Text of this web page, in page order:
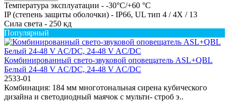
Температура эксплуатации - -30°C/+60 °C
IP (степень защиты оболочки) - IP66, UL тип 4 / 4X / 13
Сила света - 250 кд
Популярный
Комбинированный свето-звуковой оповещатель ASL+QBL
Белый 24-48 V AC/DC, 24-48 V AC/DC
2533-01
Комбинация: 184 мм многотональная сирена кубического
дизайна и светодиодный маячок с мульти- строб э..